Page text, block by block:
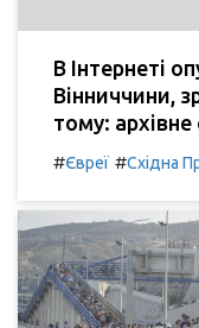
В Інтернеті
Вінниччини,
тому:
#Євреї #Східна